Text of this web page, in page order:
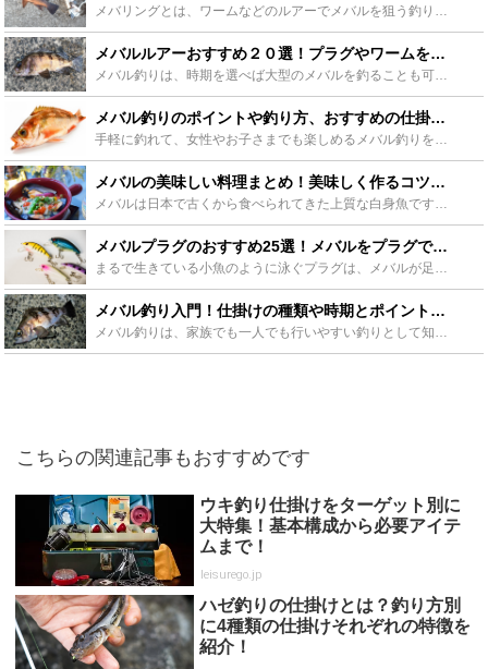
メバリングとは、ワームなどのルアーでメバルを狙う釣り方です。メバルの体長は20cm～30cm程ですが、その引きの強さからゲーム性も高く、大変人気の釣り方となります。この記事では、そんなメバリングのお...
メバルルアーおすすめ２０選！プラグやワームをご紹介！ - Leisurego(レジャーゴー)
メバル釣りは、時期を選べば大型のメバルを釣ることも可能な釣りです。今回はメバル釣りに適したシーズンや、メバル釣りでは必須のおすすめワーム、プラグを詳しく説明していきます。最後にはメバル釣りの参考にな...
メバル釣りのポイントや釣り方、おすすめの仕掛けを解決！ - Leisurego(レジャーゴー)
手軽に釣れて、女性やお子さまでも楽しめるメバル釣りをご存知でしょうか。メバルという名前は聞いたことがあっても、どんな魚なのか、どうやって釣ればいいのかわからないという方もいらっしゃると思います。メバ...
メバルの美味しい料理まとめ！美味しく作るコツもご紹介！ - Leisurego(レジャーゴー)
メバルは日本で古くから食べられてきた上質な白身魚です。春を告げる魚として関東以西では1月〜3月下旬、東北辺りでは4月〜5月下旬が旬とされています。今回はメバルの定番料理をワンランク上の仕上がりで調理...
メバルプラグのおすすめ25選！メバルをプラグで釣ろう！ - Leisurego(レジャーゴー)
まるで生きている小魚のように泳ぐプラグは、メバルが足元付近にはいない場合大いに役立ちます。この記事では、プラグで釣るべき理由や主なアクション、そしてプラグで攻めるべき場所についてやメバルプラグのおす...
メバル釣り入門！仕掛けの種類や時期とポイントをご紹介！ - Leisurego(レジャーゴー)
メバル釣りは、家族でも一人でも行いやすい釣りとして知られています。メバルは様々な仕掛けで釣ることができ、意外と奥が深いのが魅力です。この記事ではメバル釣りをしてみたい方が知っておきたい時期や時間、ポ...
こちらの関連記事もおすすめです
ウキ釣り仕掛けをターゲット別に
大特集！基本構成から必要アイテ
ムまで！
leisurego.jp
ハゼ釣りの仕掛けとは？釣り方別
に4種類の仕掛けそれぞれの特徴を
紹介！